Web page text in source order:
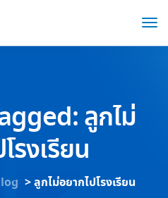
ลูกไม่
รงเรียน
>ลูกไม่อยากไปโรงเรียน